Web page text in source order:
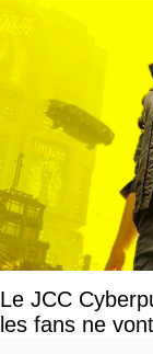
Le JCC
les fans ne